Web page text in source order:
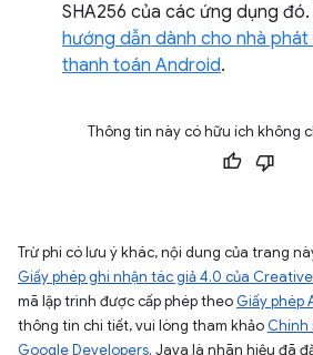
SHA256 của các ứng dụng
hướng dẫn dành cho nhà
thanh toán Android.
Thông tin này có hữu ích không
Trừ phi có lưu ý khác, nội dung của trang
Giấy phép ghi nhận tác giả 4.0 của
mã lập trình được cấp phép theo Giấy phép
thông tin chi tiết, vui lòng tham khảo Chính
Google Developers. Java là nhãn hiệu đã